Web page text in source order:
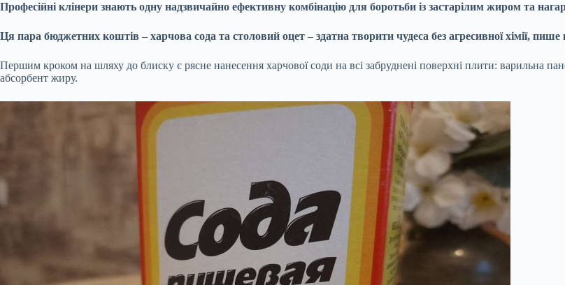
Професійні клінери знають одну надзвичайно ефективну комбінацію для боротьби із застарілим жиром та
Ця пара бюджетних коштів – харчова сода та столовий оцет – здатна творити чудеса без агресивної хімії,
Першим кроком на шляху до блиску є рясне нанесення харчової соди на всі забруднені поверхні плити: варильна
абсорбент жиру.